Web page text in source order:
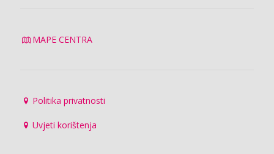
MAPE CENTRA
Politika privatnosti
Uvjeti korištenja